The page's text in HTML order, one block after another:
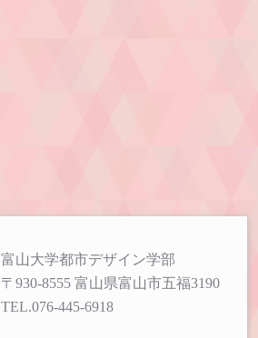
富山大学都市デザイン学部
〒930-8555 富山県富山市五福3190
TEL.076-445-6918